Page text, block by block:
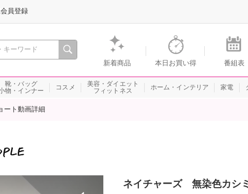
おどる、瞬間を。通販・テレビショッピングのショップチャンネル
新着商品 本日お買い得 番組表
員登録
靴・バッグ
物・インナー
コスメ
美容・ダイエット
フィットネス
ホーム・インテリア 家電
ート動画詳細
ネイチャーズ 無染色カシ